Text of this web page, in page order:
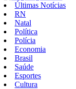
Últimas Notícias
RN
Natal
Política
Polícia
Economia
Brasil
Saúde
Esportes
Cultura